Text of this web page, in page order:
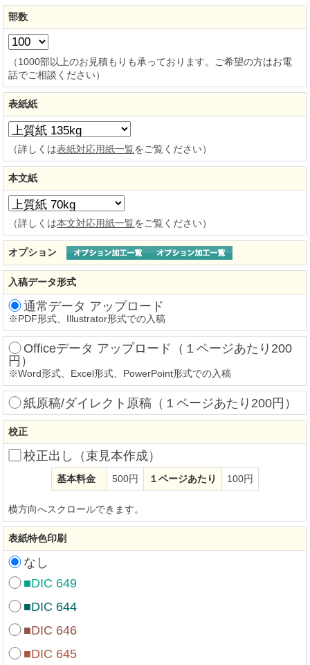
部数
（1000部以上のお見積もりも承っております。ご希望の方はお電
話でご相談ください）
表紙紙
（詳しくは表紙対応用紙一覧をご覧ください）
本文紙
（詳しくは本文対応用紙一覧をご覧ください）
オプション
入稿データ形式
通常データ アップロード
※PDF形式、Illustrator形式での入稿
Officeデータ アップロード（１ページあたり200
円）
※Word形式、Excel形式、PowerPoint形式での入稿
紙原稿/ダイレクト原稿（１ページあたり200円）
校正
校正出し（束見本作成）
基本料金 500円 １ページあたり 100円
横方向へスクロールできます。
表紙特色印刷
なし
■DIC 649
■DIC 644
■DIC 646
■DIC 645